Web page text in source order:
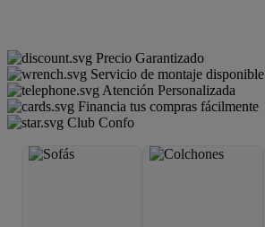
Precio Garantizado
Servicio de montaje disponible
Atención Personalizada
Financia tus compras fácilmente
Club Confo